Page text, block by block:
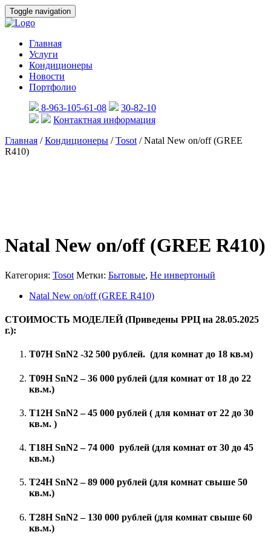
Toggle navigation
Главная
Услуги
Кондиционеры
Новости
Портфолио
8-963-105-61-08
30-82-10
Контактная информация
Главная /Кондиционеры /Tosot / Natal New on/off (GREE
R410)
Natal New on/off (GREE R410)
Категория: Tosot Метки: Бытовые, Не инвертоный
Natal New on/off (GREE R410)
СТОИМОСТЬ МОДЕЛЕЙ (Приведены РРЦ на 28.05.2025
г.):
T07H SnN2 -32 500 рублей. (для комнат до 18 кв.м)
T09H SnN2 – 36 000 рублей (для комнат от 18 до 22
кв.м.)
T12H SnN2 – 45 000 рублей ( для комнат от 22 до 30
кв.м. )
T18H SnN2 – 74 000 рублей (для комнат от 30 до 45
кв.м.)
T24H SnN2 – 89 000 рублей (для комнат свыше 50
кв.м.)
T28H SnN2 – 130 000 рублей (для комнат свыше 60
кв.м.)